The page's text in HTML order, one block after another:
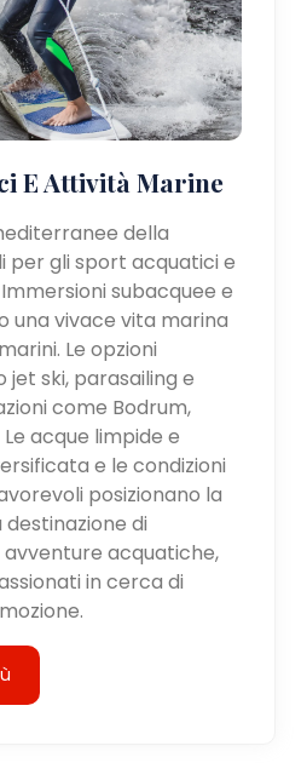
E Attività Marine
della
per gli sport acquatici e
subacquee e
una vivace vita marina
Le opzioni
ski, parasailing e
come Bodrum,
acque limpide e
e le condizioni
posizionano la
di
acquatiche,
in cerca di